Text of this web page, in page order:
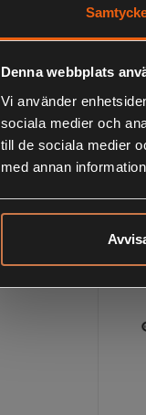
Denna webbplats
Vi använder
sociala medier och
till de sociala medier
med annan